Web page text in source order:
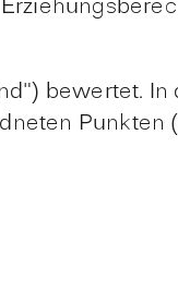
bewertet.
Punkten